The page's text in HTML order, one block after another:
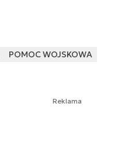
POMOC WOJSKOWA
Reklama